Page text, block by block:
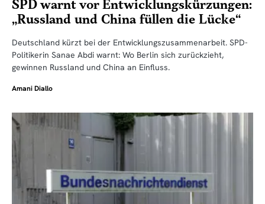
SPD warnt vor Entwicklungskürzungen:
„Russland und China füllen die Lücke“
Deutschland kürzt bei der Entwicklungszusammenarbeit. SPD-
Politikerin Sanae Abdi warnt: Wo Berlin sich zurückzieht,
gewinnen Russland und China an Einfluss.
Amani Diallo